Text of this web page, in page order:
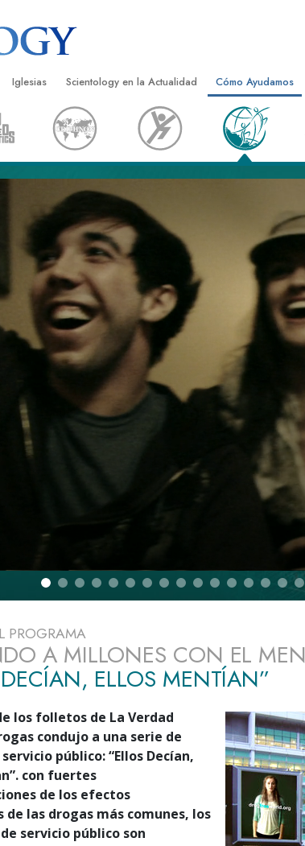
acerca de
Scientology
Iglesias
Encontrar una Iglesia
Iglesias Ideales de Scientology
Organizaciones Avanzadas
Base en Tierra de Flag
Freewinds
Llevando Scientology al Mundo
Scientology en la Actualidad
Gran Inauguraciones
Eventos de Scientology
David Miscavige: Líder Eclesiástico de
Scientology
Cómo Ayudamos
El Camino a la
Applied Scholastics
La Verdad Sobre
Unidos por los
Comisión de
Derechos Humanos
Ministros
PROGRAMA
A MILLONES CON EL
ELLOS MENTÍAN”
los folletos de La Verdad
condujo a una serie de
público: “Ellos Decían,
con fuertes
de los efectos
las drogas más comunes, los
servicio público son